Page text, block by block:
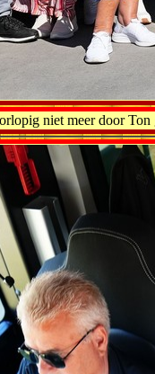
niet meer door Ton